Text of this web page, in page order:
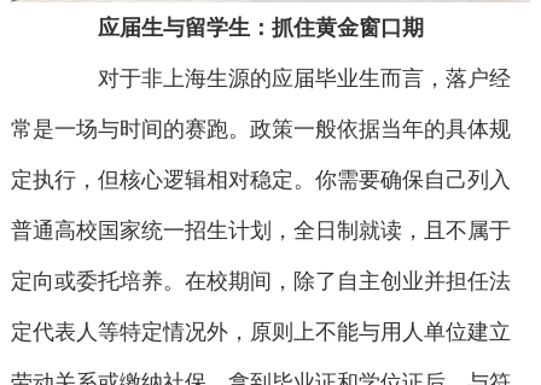
应届生与留学生：抓住黄金窗口期
对于非上海生源的应届毕业生而言，落户经
常是一场与时间的赛跑。政策一般依据当年的具体规
定执行，但核心逻辑相对稳定。你需要确保自己列入
普通高校国家统一招生计划，全日制就读，且不属于
定向或委托培养。在校期间，除了自主创业并担任法
定代表人等特定情况外，原则上不能与用人单位建立